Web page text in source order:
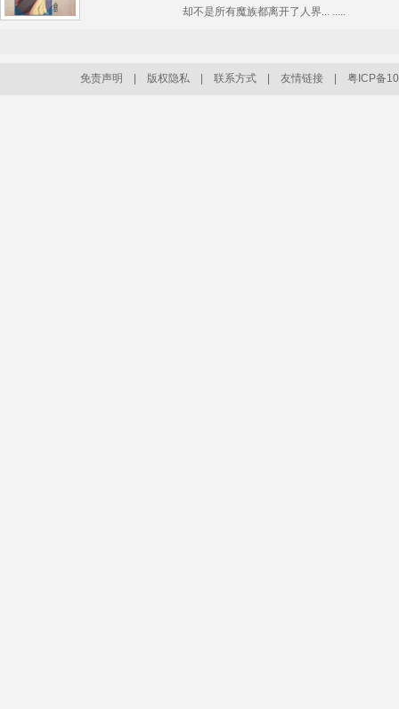
却不是所有魔族都离开了人界... .....
免责声明 版权隐私 联系方式 友情链接 粤ICP备